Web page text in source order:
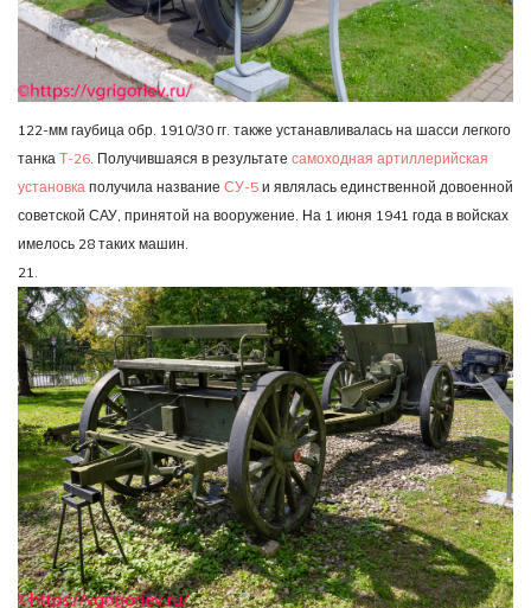
122-мм гаубица обр. 1910/30 гг. также устанавливалась на шасси легкого
танка Т-26 . Получившаяся в результате самоходная артиллерийская
установка получила название СУ-5 и являлась единственной довоенной
советской САУ, принятой на вооружение. На 1 июня 1941 года в войсках
имелось 28 таких машин.
21.